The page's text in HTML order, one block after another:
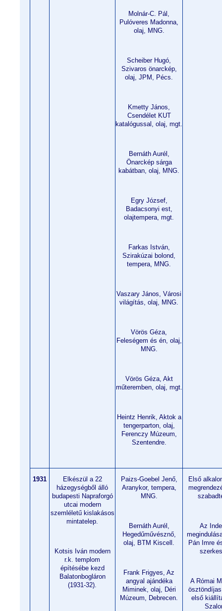
Molnár-C. Pál,
Pulóveres Madonna,
olaj, MNG.
Scheiber Hugó,
Szivaros önarckép,
olaj, JPM, Pécs.
Kmetty János,
Csendélet KUT
katalógussal, olaj, mgt.
Bernáth Aurél,
Önarckép sárga
kabátban, olaj, MNG.
Egry József,
Badacsonyi est,
olajtempera, mgt.
Farkas István,
Szirakúzai bolond,
tempera, MNG.
Vaszary János, Városi
világítás, olaj, MNG.
Vörös Géza,
Feleségem és én, olaj,
MNG.
Vörös Géza, Akt
műteremben, olaj, mgt.
Heintz Henrik, Aktok a
tengerparton, olaj,
Ferenczy Múzeum,
Szentendre.
1931
Elkészül a 22
házegységből álló
budapesti Napraforgó
utcai modern
szemléletű kislakásos
mintatelep.
Kotsis Iván modern
r.k. templom
építésébe kezd
Balatonbogláron
(1931-32).
Paizs-Goebel Jenő,
Aranykor, tempera,
MNG.
Bernáth Aurél,
Hegedűművésznő,
olaj, BTM Kiscell.
Frank Frigyes, Az
angyal ajándéka
Miminek, olaj, Déri
Múzeum, Debrecen.
Első
Az
Pán Imre
A Római
első